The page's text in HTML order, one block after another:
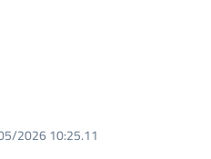
2026 10:25.11